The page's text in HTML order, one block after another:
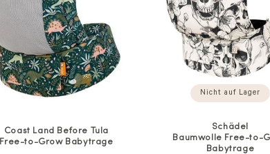
Coast Land Before Tula
Free-to-Grow Babytrage
Nicht auf Lager
Schädel
Baumwolle Free-to-
Babytrage